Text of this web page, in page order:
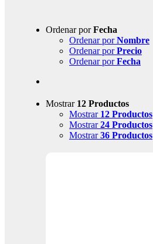
Ordenar porFecha
Ordenar porNombre
Ordenar porPrecio
Ordenar porFecha
Mostrar 12 Productos
Mostrar 12 Productos
Mostrar24 Productos
Mostrar36 Productos